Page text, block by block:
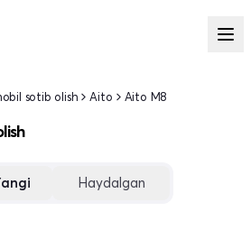
sotib olish Aito Aito M8
Haydalgan